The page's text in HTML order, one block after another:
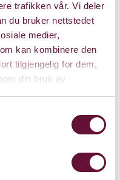
trafikken vår. Vi deler
du bruker nettstedet
medier,
kan kombinere den
tilgjengelig for dem,
din bruk av